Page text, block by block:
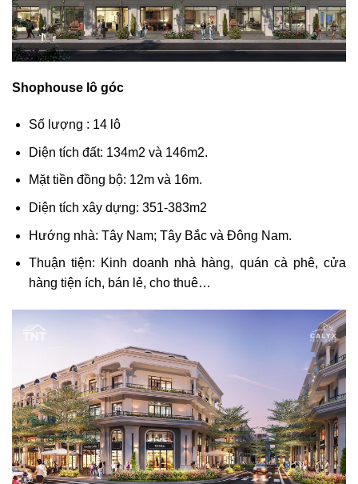
Shophouse lô góc
Số lượng : 14 lô
Diện tích đất: 134m2 và 146m2.
Mặt tiền đồng bộ: 12m và 16m.
Diện tích xây dựng: 351-383m2
Hướng nhà: Tây Nam; Tây Bắc và Đông Nam.
Thuận tiện: Kinh doanh nhà hàng, quán cà phê, cửa
hàng tiện ích, bán lẻ, cho thuê…